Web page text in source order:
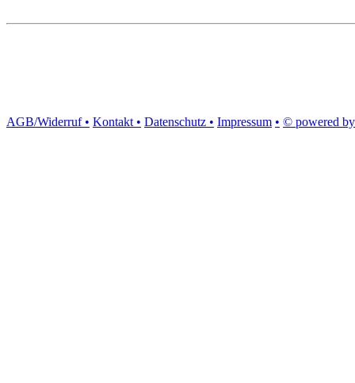
AGB/Widerruf • Kontakt • Datenschutz • Impressum • © powered